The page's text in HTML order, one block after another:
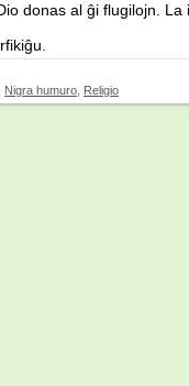
donas al ĝi flugilojn. La
Nigra humuro Religio